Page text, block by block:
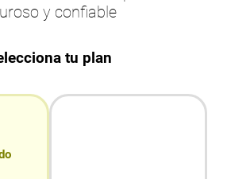
y confiable
tu plan